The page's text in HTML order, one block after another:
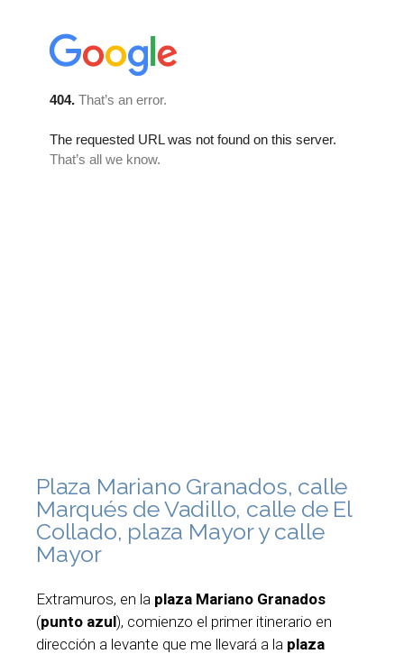
Plaza Mariano Granados, calle
Marqués de Vadillo, calle de El
Collado, plaza Mayor y calle
Mayor
Extramuros, en la plaza Mariano Granados
(punto azul), comienzo el primer itinerario en
dirección a levante que me llevará a la plaza